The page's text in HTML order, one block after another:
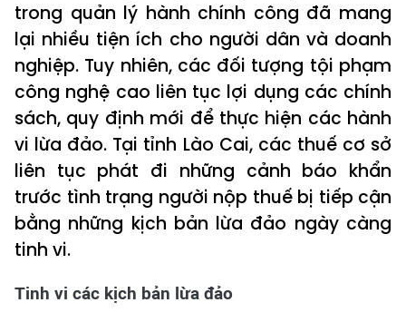
trong quản lý hành chính công đã mang
lại nhiều tiện ích cho người dân và doanh
nghiệp. Tuy nhiên, các đối tượng tội phạm
công nghệ cao liên tục lợi dụng các chính
sách, quy định mới để thực hiện các hành
vi lừa đảo. Tại tỉnh Lào Cai, các thuế cơ sở
liên tục phát đi những cảnh báo khẩn
trước tình trạng người nộp thuế bị tiếp cận
bằng những kịch bản lừa đảo ngày càng
tinh vi.
Tinh vi các kịch bản lừa đảo